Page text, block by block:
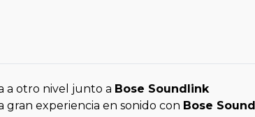
a otro nivel junto a Bose Soundlink
gran experiencia en sonido con Bose